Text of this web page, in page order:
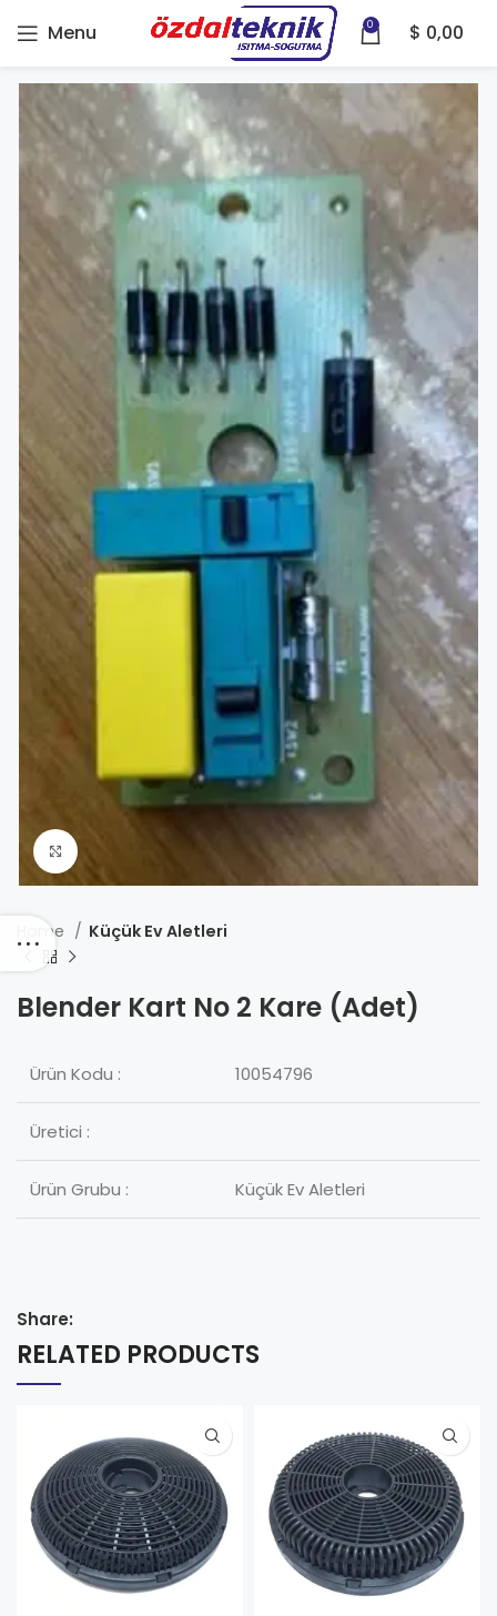
Menu 0 $ 0,00
Home Küçük Ev Aletleri
Blender Kart No 2 Kare (Adet)
Ürün Kodu : 10054796
Üretici :
Ürün Grubu : Küçük Ev Aletleri
Share:
RELATED PRODUCTS